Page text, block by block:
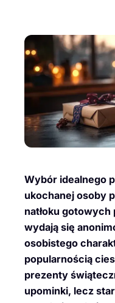
Wybór idealnego
ukochanej osoby
natłoku
wydają się
osobistego
popularnością
prezenty
upominki, lecz